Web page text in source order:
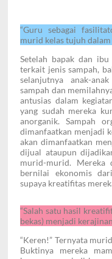
“Guru sebagai
murid kelas tujuh dalam
Setelah bapak dan
terkait jenis sampah,
selanjutnya anak-
sampah dan
antusias dalam
yang sudah mereka
anorganik. Sampah
dimanfaatkan menjadi
akan dimanfaatkan
dijual ataupun
murid-murid. Mereka
bernilai ekonomis
supaya kreatifitas
“Salah satu hasil
bekas) menjadi
“Keren!” Ternyata
Buktinya mereka